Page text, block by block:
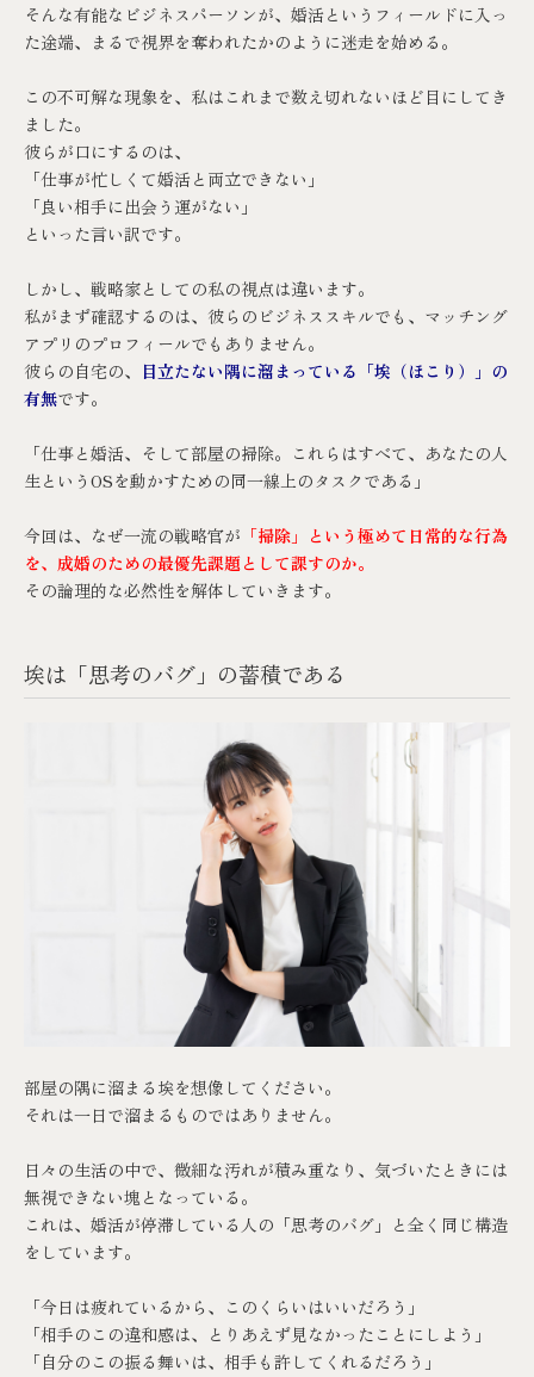
そんな有能なビジネスパーソンが、婚活というフィールドに入っ
た途端、まるで視界を奪われたかのように迷走を始める。
この不可解な現象を、私はこれまで数え切れないほど目にしてき
ました。
彼らが口にするのは、
「仕事が忙しくて婚活と両立できない」
「良い相手に出会う運がない」
といった言い訳です。
しかし、戦略家としての私の視点は違います。
私がまず確認するのは、彼らのビジネススキルでも、マッチング
アプリのプロフィールでもありません。
彼らの自宅の、 目立たない隅に溜まっている「埃（ほこり）」の
有無です。
「仕事と婚活、そして部屋の掃除。これらはすべて、あなたの人
生というOSを動かすための同一線上のタスクである」
今回は、なぜ一流の戦略官が 「掃除」という極めて日常的な行為
を、成婚のための最優先課題として課すのか。
その論理的な必然性を解体していきます。
埃は「思考のバグ」の蓄積である
部屋の隅に溜まる埃を想像してください。
それは一日で溜まるものではありません。
日々の生活の中で、微細な汚れが積み重なり、気づいたときには
無視できない塊となっている。
これは、婚活が停滞している人の「思考のバグ」と全く同じ構造
をしています。
「今日は疲れているから、このくらいはいいだろう」
「相手のこの違和感は、とりあえず見なかったことにしよう」
「自分のこの振る舞いは、相手も許してくれるだろう」